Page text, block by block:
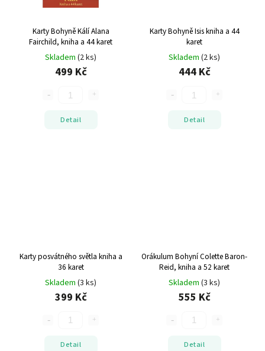
Karty Bohyně KálíAlana
Fairchild, kniha a 44 karet
Skladem (2 ks)
499 Kč
Detail
Karty Bohyně Isiskniha a 44
karet
Skladem (2 ks)
444 Kč
Detail
Karty posvátného světla kniha a
36 karet
Skladem (3 ks)
399 Kč
Detail
Orákulum BohyníColette Baron-
Reid, kniha a 52 karet
Skladem (3 ks)
555 Kč
Detail